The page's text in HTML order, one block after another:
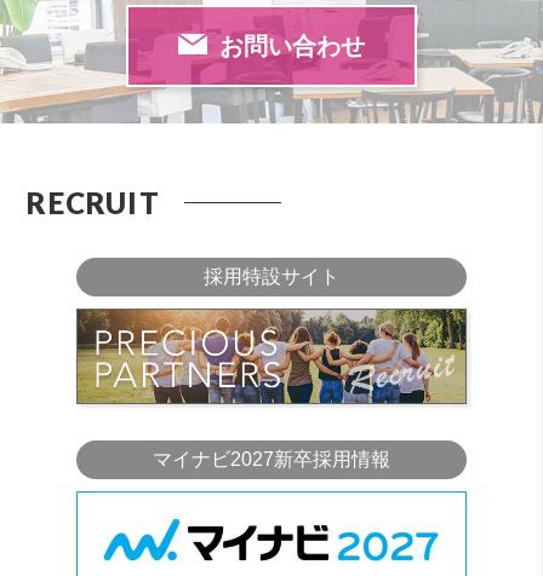
お問い合わせ
RECRUIT
採用特設サイト
マイナビ2027新卒採用情報